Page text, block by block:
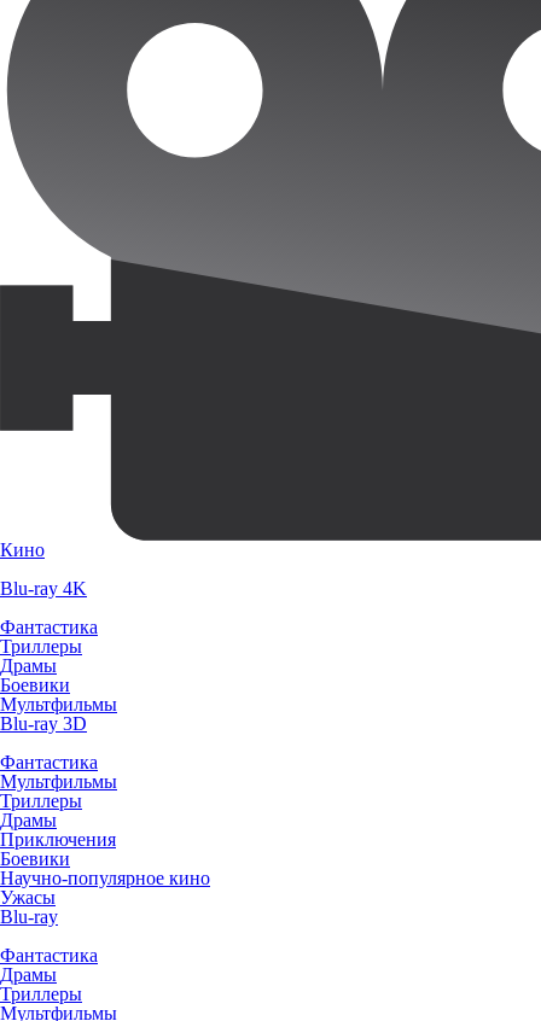
Кино
Blu-ray 4K
Фантастика
Триллеры
Драмы
Боевики
Мультфильмы
Blu-ray 3D
Фантастика
Мультфильмы
Триллеры
Драмы
Приключения
Боевики
Научно-популярное кино
Ужасы
Blu-ray
Фантастика
Драмы
Триллеры
Мультфильмы